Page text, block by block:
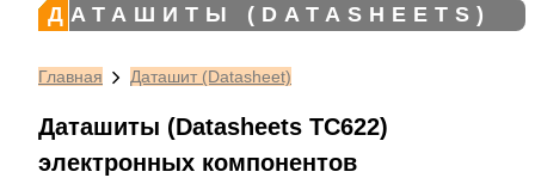
ДАТАШИТЫ (DATASHEETS)
Главная Даташит (Datasheet)
Даташиты (Datasheets TC622)
электронных компонентов